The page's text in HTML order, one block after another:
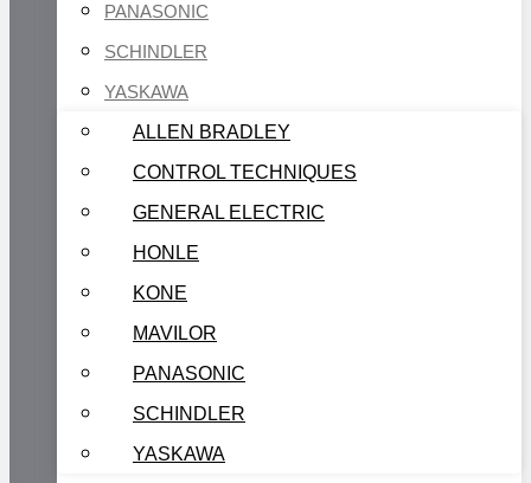
PANASONIC
SCHINDLER
YASKAWA
ALLEN BRADLEY
CONTROL TECHNIQUES
GENERAL ELECTRIC
HONLE
KONE
MAVILOR
PANASONIC
SCHINDLER
YASKAWA